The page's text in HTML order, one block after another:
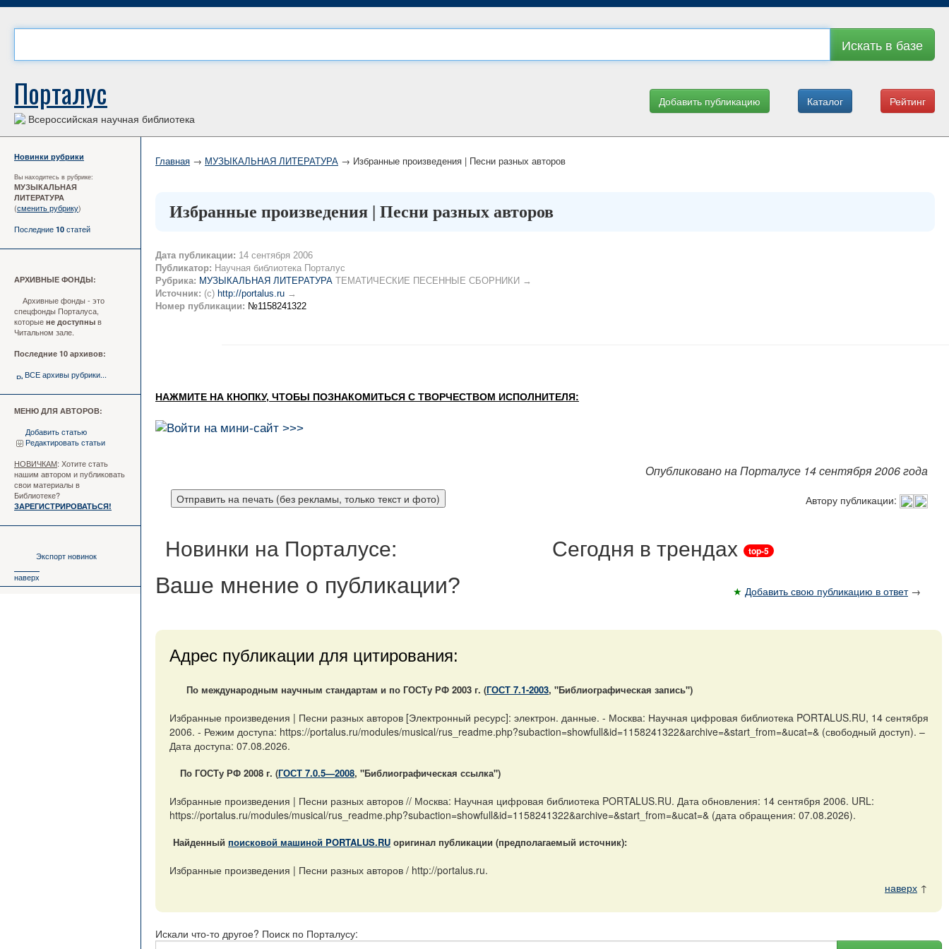
Искать в базе
Рейтинг
Каталог
Добавить публикацию
Порталус
Всероссийская научная библиотека
Новинки рубрики
Вы находитесь в рубрике:
МУЗЫКАЛЬНАЯ
ЛИТЕРАТУРА
(сменить рубрику)
Последние 10 статей
АРХИВНЫЕ ФОНДЫ:
Архивные фонды - это
спецфонды Порталуса,
которые не доступны в
Читальном зале.
Последние 10 архивов:
ВСЕ архивы рубрики...
МЕНЮ ДЛЯ АВТОРОВ:
Добавить статью
Редактировать статьи
НОВИЧКАМ: Хотите стать
нашим автором и публиковать
свои материалы в
Библиотеке?
ЗАРЕГИСТРИРОВАТЬСЯ!
Экспорт новинок
наверх
Главная → МУЗЫКАЛЬНАЯ ЛИТЕРАТУРА → Избранные произведения | Песни разных авторов
Избранные произведения | Песни разных авторов
Дата публикации: 14 сентября 2006
Публикатор: Научная библиотека Порталус
Рубрика: МУЗЫКАЛЬНАЯ ЛИТЕРАТУРА ТЕМАТИЧЕСКИЕ ПЕСЕННЫЕ СБОРНИКИ →
Источник: (c) http://portalus.ru →
Номер публикации: №1158241322
НАЖМИТЕ НА КНОПКУ, ЧТОБЫ ПОЗНАКОМИТЬСЯ С ТВОРЧЕСТВОМ ИСПОЛНИТЕЛЯ:
Опубликовано на Порталусе 14 сентября 2006 года
Автору публикации:
Новинки на Порталусе: Сегодня в трендах top-5
★ Добавить свою публикацию в ответ→
Ваше мнение о публикации?
Адрес публикации для цитирования:
По международным научным стандартам и по ГОСТу РФ 2003 г. (ГОСТ 7.1-2003, "Библиографическая запись")
Избранные произведения | Песни разных авторов [Электронный ресурс]: электрон. данные. - Москва: Научная цифровая библиотека PORTALUS.RU, 14 сентября
2006. - Режим доступа: https://portalus.ru/modules/musical/rus_readme.php?subaction=showfull&id=1158241322&archive=&start_from=&ucat=& (свободный доступ). –
Дата доступа: 07.08.2026.
По ГОСТу РФ 2008 г. (ГОСТ 7.0.5—2008, "Библиографическая ссылка")
Избранные произведения | Песни разных авторов // Москва: Научная цифровая библиотека PORTALUS.RU. Дата обновления: 14 сентября 2006. URL:
https://portalus.ru/modules/musical/rus_readme.php?subaction=showfull&id=1158241322&archive=&start_from=&ucat=& (дата обращения: 07.08.2026).
Найденный поисковой машиной PORTALUS.RU оригинал публикации (предполагаемый источник):
Избранные произведения | Песни разных авторов / http://portalus.ru.
наверх ↑
Искали что-то другое? Поиск по Порталусу: